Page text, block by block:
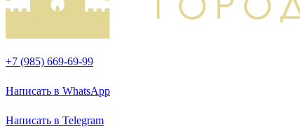
+7 (985) 669-69-99
Написать в WhatsApp
Написать в Telegram